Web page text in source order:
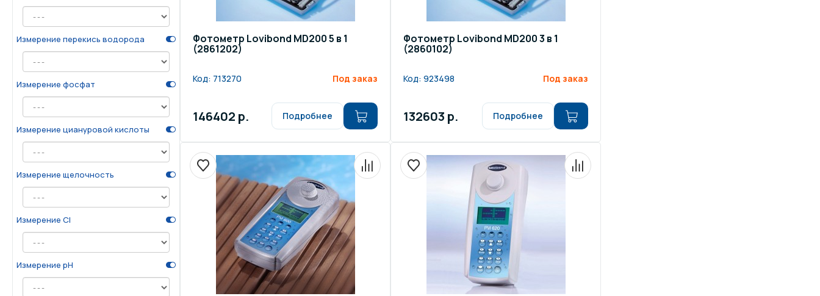
Измерение перекись водорода
Измерение фосфат
Измерение циануровой кислоты
Измерение щелочность
Измерение Cl
Измерение pH
Фотометр Lovibond MD200 5 в 1
(2861202)
Код: 713270 Под заказ
146402 р. Подробнее
Фотометр Lovibond MD200 3 в 1
(2860102)
Код: 923498 Под заказ
132603 р. Подробнее